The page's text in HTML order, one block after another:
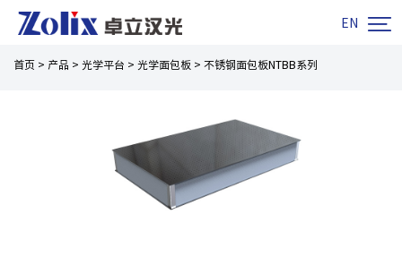
EN 
首页 > 产品 > 光学平台 > 光学面包板 > 不锈钢面包板NTBB系列